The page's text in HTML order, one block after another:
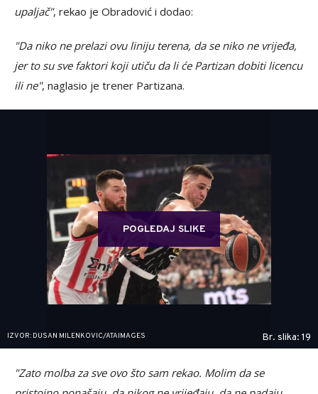
upaljač", rekao je Obradović i dodao:
"Da niko ne prelazi ovu liniju terena, da se niko ne vrijeđa,
jer to su sve faktori koji utiču da li će Partizan dobiti licencu
ili ne", naglasio je trener Partizana.
POGLEDAJ SLIKE
IZVOR: DUSAN MILENKOVIC/ATAIMAGES Br. slika: 19
"Zato molba za sve ovo što sam rekao. Molim da se